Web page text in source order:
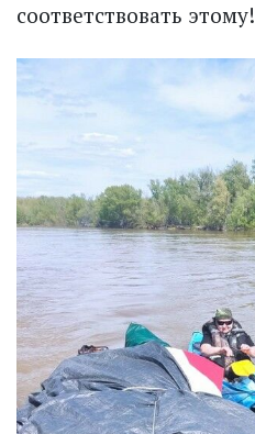
соответствовать этому!